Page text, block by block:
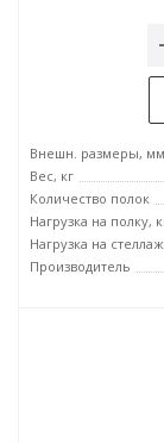
Внешн. размеры, мм
Вес, кг
Количество полок
Нагрузка на полку,
Нагрузка на
Производитель